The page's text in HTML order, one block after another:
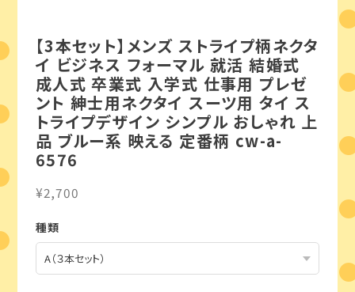
【3本セット】メンズ ストライプ柄ネクタ
イ ビジネス フォーマル 就活 結婚式
成人式 卒業式 入学式 仕事用 プレゼ
ント 紳士用ネクタイ スーツ用 タイ ス
トライプデザイン シンプル おしゃれ 上
品 ブルー系 映える 定番柄 cw-a-
6576
¥2,700
種類